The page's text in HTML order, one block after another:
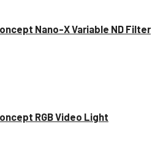
Nano-X Variable ND Filter
RGB Video Light